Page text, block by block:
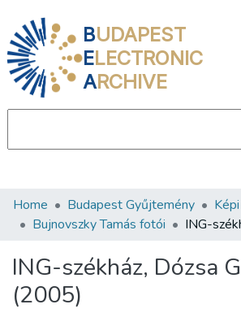
BUDAPEST
ELECTRONIC
ARCHIVE
Communities & Collections
Statistics
About us
Home Budapest Gyűjtemény
Bujnovszky Tamás fotói
ING-székház, Dózsa
(2005)